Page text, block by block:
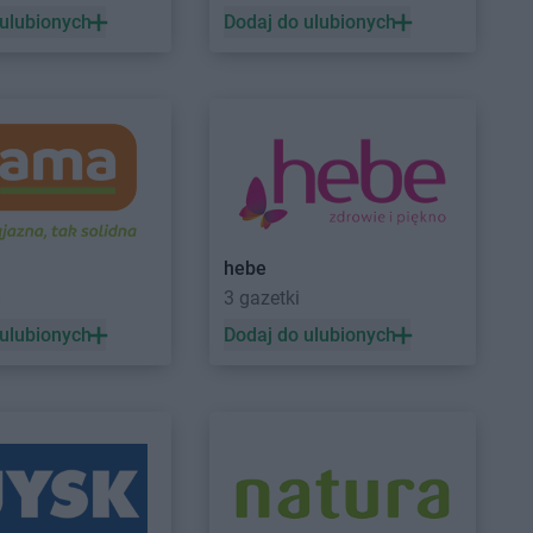
PEPCO Działdowo
Mazowiecki
PEPCO
Grudziądz
PEPCO Gryfice
PEPCO
PEPCO Gubin
PEPCO Istebna
Dodaj do ulubionych
hebe
3 gazetki
Dodaj do ulubionych